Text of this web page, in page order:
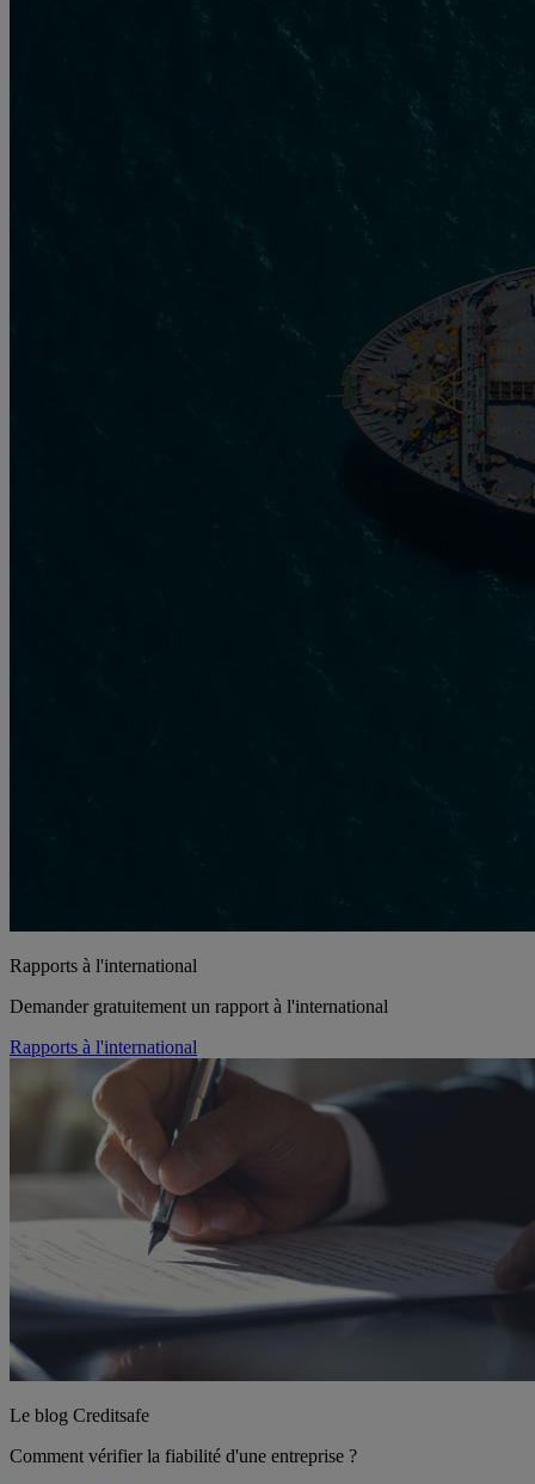
Rapports à l'international
Demander gratuitement un rapport à l'international
Rapports à l'international
Le blog Creditsafe
Comment vérifier la fiabilité d'une entreprise ?